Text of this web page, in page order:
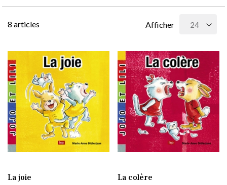
8 articles Afficher
La joie La colère